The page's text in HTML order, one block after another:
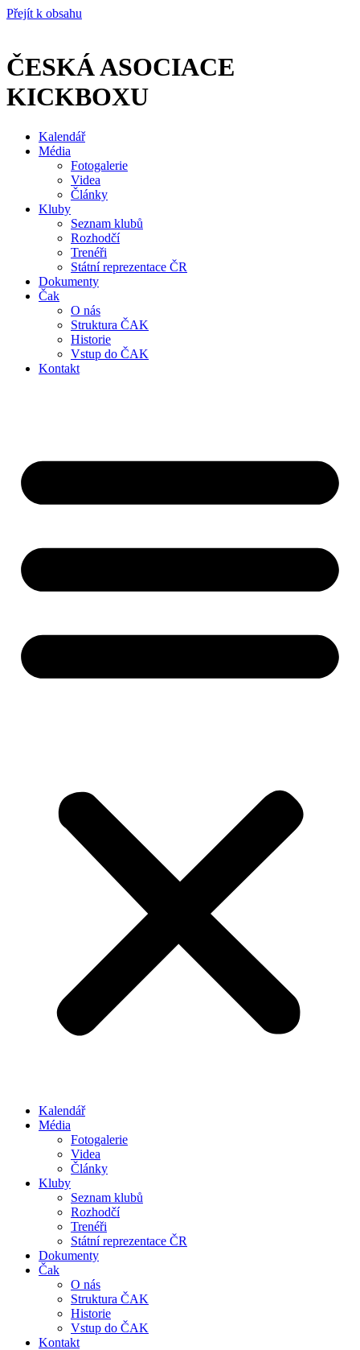
Přejít k obsahu
ČESKÁ ASOCIACE
KICKBOXU
Kalendář
Média
Fotogalerie
Videa
Články
Kluby
Seznam klubů
Rozhodčí
Trenéři
Státní reprezentace ČR
Dokumenty
Čak
O nás
Struktura ČAK
Historie
Vstup do ČAK
Kontakt
Kalendář
Média
Fotogalerie
Videa
Články
Kluby
Seznam klubů
Rozhodčí
Trenéři
Státní reprezentace ČR
Dokumenty
Čak
O nás
Struktura ČAK
Historie
Vstup do ČAK
Kontakt